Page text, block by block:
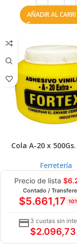
AÑADIR AL
Cola A-20 x
Ferretería
Precio de lista $
Contado /
$5.661,17
3 cuotas sin
$2.096,73